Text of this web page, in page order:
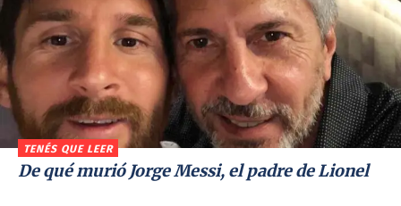
TENÉS QUE LEER
De qué murió Jorge Messi, el padre de Lionel